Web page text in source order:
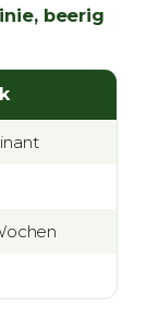
beerig